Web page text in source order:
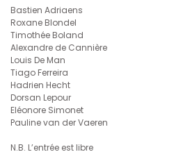
Bastien Adriaens
Roxane Blondel
Timothée Boland
Alexandre de Cannière
Louis De Man
Tiago Ferreira
Hadrien Hecht
Dorsan Lepour
Eléonore Simonet
Pauline van der Vaeren
N.B. L’entrée est libre